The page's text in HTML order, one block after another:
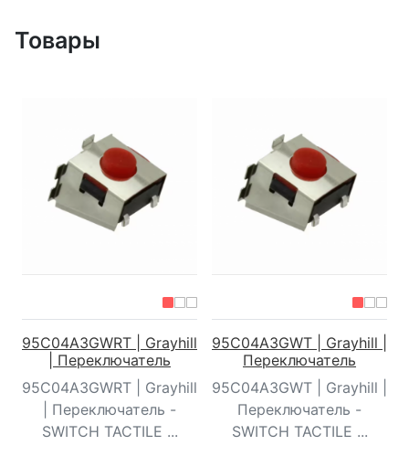
Товары
95C04A3GWRT | Grayhill
| Переключатель
95C04A3GWRT | Grayhill
| Переключатель -
SWITCH TACTILE ...
95C04A3GWT | Grayhill |
Переключатель
95C04A3GWT | Grayhill |
Переключатель -
SWITCH TACTILE ...